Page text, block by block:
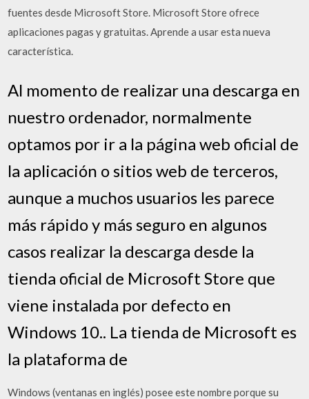
fuentes desde Microsoft Store. Microsoft Store ofrece
aplicaciones pagas y gratuitas. Aprende a usar esta nueva
característica.
Al momento de realizar una descarga en
nuestro ordenador, normalmente
optamos por ir a la página web oficial de
la aplicación o sitios web de terceros,
aunque a muchos usuarios les parece
más rápido y más seguro en algunos
casos realizar la descarga desde la
tienda oficial de Microsoft Store que
viene instalada por defecto en
Windows 10.. La tienda de Microsoft es
la plataforma de
Windows (ventanas en inglés) posee este nombre porque su